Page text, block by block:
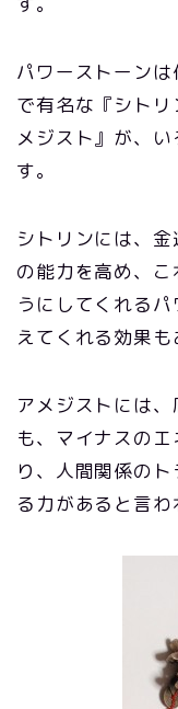
パワーストーン
で有名な『シト
メジスト』が、
す。
シトリンには、
の能力を高め、
うにしてくれる
えてくれる効果
アメジストには
も、マイナスの
り、人間関係の
る力があると言